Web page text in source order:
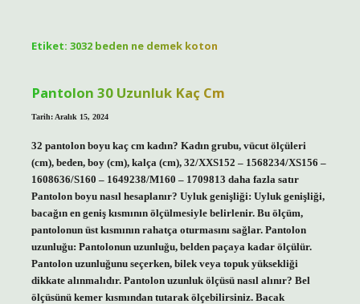
Etiket: 3032 beden ne demek koton
Pantolon 30 Uzunluk Kaç Cm
Tarih: Aralık 15, 2024
32 pantolon boyu kaç cm kadın? Kadın grubu, vücut ölçüleri
(cm), beden, boy (cm), kalça (cm), 32/XXS152 – 1568234/XS156 –
1608636/S160 – 1649238/M160 – 1709813 daha fazla satır
Pantolon boyu nasıl hesaplanır? Uyluk genişliği: Uyluk genişliği,
bacağın en geniş kısmının ölçülmesiyle belirlenir. Bu ölçüm,
pantolonun üst kısmının rahatça oturmasını sağlar. Pantolon
uzunluğu: Pantolonun uzunluğu, belden paçaya kadar ölçülür.
Pantolon uzunluğunu seçerken, bilek veya topuk yüksekliği
dikkate alınmalıdır. Pantolon uzunluk ölçüsü nasıl alınır? Bel
ölçüsünü kemer kısmından tutarak ölçebilirsiniz. Bacak